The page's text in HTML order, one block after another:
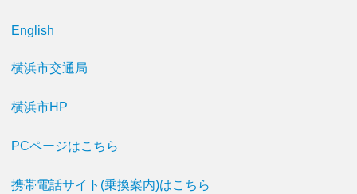
English
横浜市交通局
横浜市HP
PCページはこちら
携帯電話サイト(乗換案内)はこちら